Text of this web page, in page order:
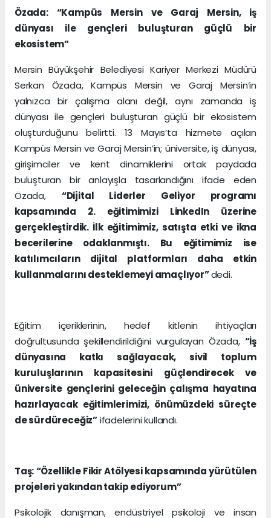
Özada: “Kampüs Mersin ve Garaj Mersin, iş
dünyası ile gençleri buluşturan güçlü bir
ekosistem”
Mersin Büyükşehir Belediyesi Kariyer Merkezi Müdürü
Serkan Özada, Kampüs Mersin ve Garaj Mersin’in
yalnızca bir çalışma alanı değil, aynı zamanda iş
dünyası ile gençleri buluşturan güçlü bir ekosistem
oluşturduğunu belirtti. 13 Mayıs’ta hizmete açılan
Kampüs Mersin ve Garaj Mersin’in; üniversite, iş dünyası,
girişimciler ve kent dinamiklerini ortak paydada
buluşturan bir anlayışla tasarlandığını ifade eden
Özada, “Dijital Liderler Geliyor programı
kapsamında 2. eğitimimizi LinkedIn üzerine
gerçekleştirdik. İlk eğitimimiz, satışta etki ve ikna
becerilerine odaklanmıştı. Bu eğitimimiz ise
katılımcıların dijital platformları daha etkin
kullanmalarını desteklemeyi amaçlıyor”dedi.
Eğitim içeriklerinin, hedef kitlenin ihtiyaçları
doğrultusunda şekillendirildiğini vurgulayan Özada, “İş
dünyasına katkı sağlayacak, sivil toplum
kuruluşlarının kapasitesini güçlendirecek ve
üniversite gençlerini geleceğin çalışma hayatına
hazırlayacak eğitimlerimizi, önümüzdeki süreçte
de sürdüreceğiz”ifadelerini kullandı.
Taş: “Özellikle Fikir Atölyesi kapsamında yürütülen
projeleri yakından takip ediyorum”
Psikolojik danışman, endüstriyel psikoloji ve insan